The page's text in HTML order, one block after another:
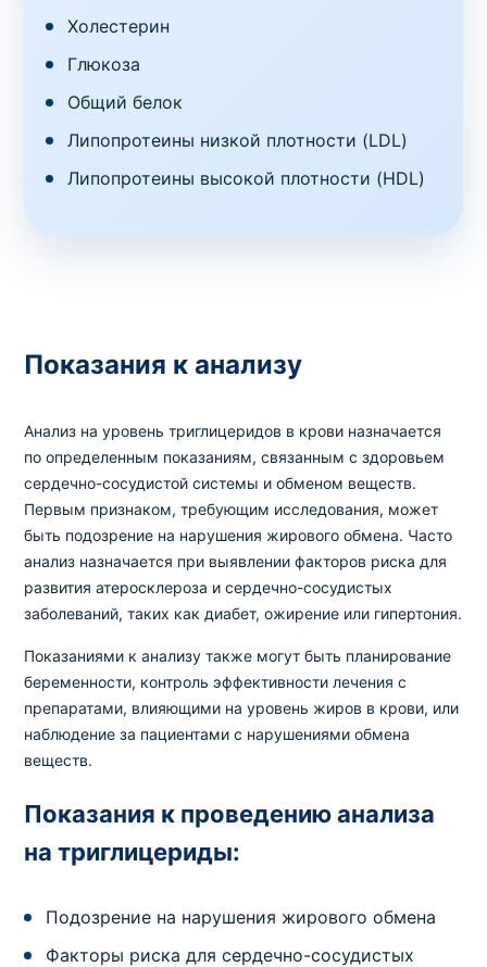
Холестерин
Глюкоза
Общий белок
Липопротеины низкой плотности (LDL)
Липопротеины высокой плотности (HDL)
Показания к анализу
Анализ на уровень триглицеридов в крови назначается
по определенным показаниям, связанным с здоровьем
сердечно-сосудистой системы и обменом веществ.
Первым признаком, требующим исследования, может
быть подозрение на нарушения жирового обмена. Часто
анализ назначается при выявлении факторов риска для
развития атеросклероза и сердечно-сосудистых
заболеваний, таких как диабет, ожирение или гипертония.
Показаниями к анализу также могут быть планирование
беременности, контроль эффективности лечения с
препаратами, влияющими на уровень жиров в крови, или
наблюдение за пациентами с нарушениями обмена
веществ.
Показания к проведению анализа
на триглицериды:
Подозрение на нарушения жирового обмена
Факторы риска для сердечно-сосудистых